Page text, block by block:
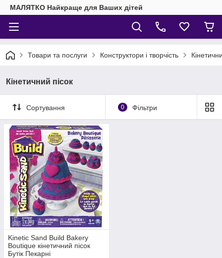
МАЛЯТКО Найкраще для Ваших дітей
Товари та послуги Конструктори і творчість
Кінетичний пісок
Сортування 0 Фільтри
Kinetic Sand Build Bakery
Boutique кінетичний пісок
Бутік Пекарні